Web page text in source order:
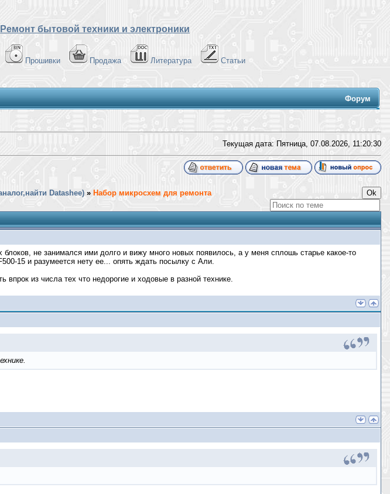
Ремонт бытовой техники и электроники
Прошивки Продажа Литература Статьи
Форум
Текущая дата: Пятница, 07.08.2026, 11:20:31
Datashee) » Набор микросхем для ремонта
не занимался ими долго и вижу много новых появилось, а у меня сплошь старье какое-то
15 и разумеется нету ее... опять ждать посылку с Али.
впрок из числа тех что недорогие и ходовые в разной технике.